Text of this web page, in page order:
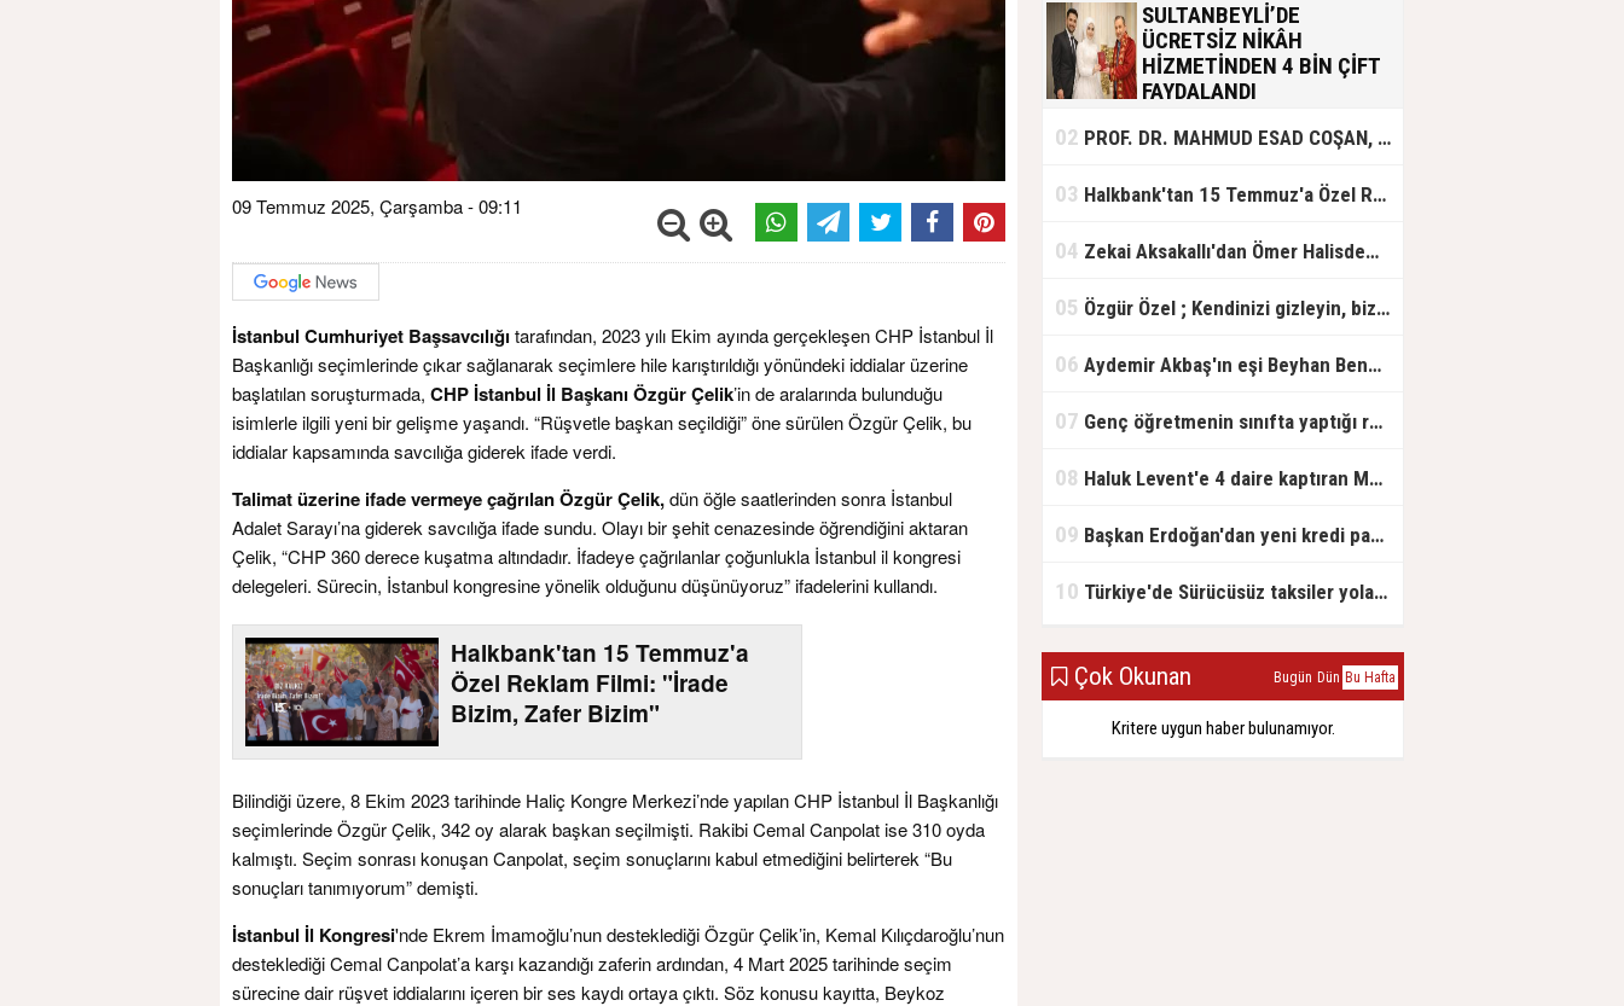
09 Temmuz 2025, Çarşamba - 09:11
İstanbul Cumhuriyet Başsavcılığı tarafından, 2023 yılı Ekim ayında gerçekleşen CHP İstanbul İl
Başkanlığı seçimlerinde çıkar sağlanarak seçimlere hile karıştırıldığı yönündeki iddialar üzerine
başlatılan soruşturmada, CHP İstanbul İl Başkanı Özgür Çelik’in de aralarında bulunduğu
isimlerle ilgili yeni bir gelişme yaşandı. “Rüşvetle başkan seçildiği” öne sürülen Özgür Çelik, bu
iddialar kapsamında savcılığa giderek ifade verdi.
Talimat üzerine ifade vermeye çağrılan Özgür Çelik,dün öğle saatlerinden sonra İstanbul
Adalet Sarayı’na giderek savcılığa ifade sundu. Olayı bir şehit cenazesinde öğrendiğini aktaran
Çelik, “CHP 360 derece kuşatma altındadır. İfadeye çağrılanlar çoğunlukla İstanbul il kongresi
delegeleri. Sürecin, İstanbul kongresine yönelik olduğunu düşünüyoruz” ifadelerini kullandı.
Halkbank'tan 15 Temmuz'a
Özel Reklam Filmi: "İrade
Bizim, Zafer Bizim"
Bilindiği üzere, 8 Ekim 2023 tarihinde Haliç Kongre Merkezi’nde yapılan CHP İstanbul İl Başkanlığı
seçimlerinde Özgür Çelik, 342 oy alarak başkan seçilmişti. Rakibi Cemal Canpolat ise 310 oyda
kalmıştı. Seçim sonrası konuşan Canpolat, seçim sonuçlarını kabul etmediğini belirterek “Bu
sonuçları tanımıyorum” demişti.
İstanbul İl Kongresi'nde Ekrem İmamoğlu’nun desteklediği Özgür Çelik’in, Kemal Kılıçdaroğlu’nun
desteklediği Cemal Canpolat’a karşı kazandığı zaferin ardından, 4 Mart 2025 tarihinde seçim
sürecine dair rüşvet iddialarını içeren bir ses kaydı ortaya çıktı. Söz konusu kayıtta, Beykoz
SULTANBEYLİ’DE
ÜCRETSİZ NİKÂH
HİZMETİNDEN 4 BİN ÇİFT
FAYDALANDI
olan gençlere destek amacıyla
başlattığı ücretsiz nikâh hizmetini
başlattıklarını belirten Sultanbeyli
ücretsiz hizmet vermenin
02 PROF. DR. MAHMUD ESAD COŞAN, DOĞUMUNUN HİCRÎ 91. YILINDA ELAZIĞ'DA YÂD EDİLECEK
03 Halkbank'tan 15 Temmuz'a Özel Reklam Filmi: "İrade Bizim, Zafer Bizim"
04 Zekai Aksakallı'dan Ömer Halisdemir'e 'vefa' ziyareti!
05 Özgür Özel ; Kendinizi gizleyin, bizden işaret bekleyin
06 Aydemir Akbaş'ın eşi Beyhan Benek Akbaş hayatını kaybetti
07 Genç öğretmenin sınıfta yaptığı rezil paylaşım
08 Haluk Levent'e 4 daire kaptıran Müteahhit soluğu savcılıkta aldı
09 Başkan Erdoğan'dan yeni kredi paketi müjdesi: 6 ay geri ödemesiz, 36 ay vadeli
10 Türkiye'de Sürücüsüz taksiler yola çıkmaya hazırlanıyor
Çok Okunan Bugün Dün Bu Hafta
Kritere uygun haber bulunamıyor.